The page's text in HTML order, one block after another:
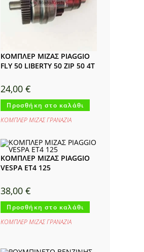
ΚΟΜΠΛΕΡ ΜΙΖΑΣ PIAGGIO
FLY 50 LIBERTY 50 ZIP 50 4T
24,00€
Προσθήκη στο καλάθι
ΚΟΜΠΛΕΡ ΜΙΖΑΣ ΓΡΑΝΑΖΙΑ
ΚΟΜΠΛΕΡ ΜΙΖΑΣ PIAGGIO
VESPA ET4 125
38,00€
Προσθήκη στο καλάθι
ΚΟΜΠΛΕΡ ΜΙΖΑΣ ΓΡΑΝΑΖΙΑ